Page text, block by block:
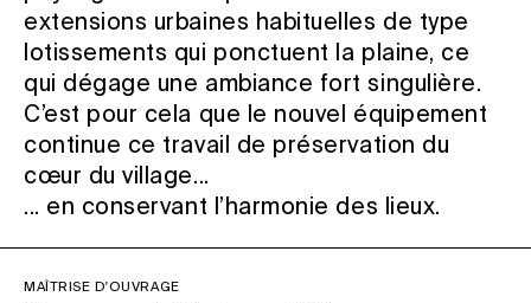
extensions urbaines habituelles de type
lotissements qui ponctuent la plaine, ce
qui dégage une ambiance fort singulière.
C’est pour cela que le nouvel équipement
continue ce travail de préservation du
cœur du village...
... en conservant l’harmonie des lieux.
Maîtrise d'ouvrage